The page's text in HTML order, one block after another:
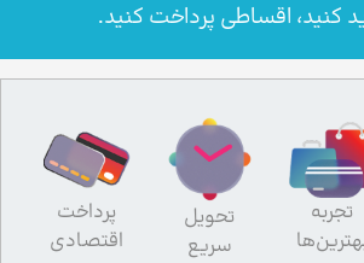
کنید، اقساطی پرداخت کنید.
تجربه
تحویل
سریع
پرداخت
اقتصادی